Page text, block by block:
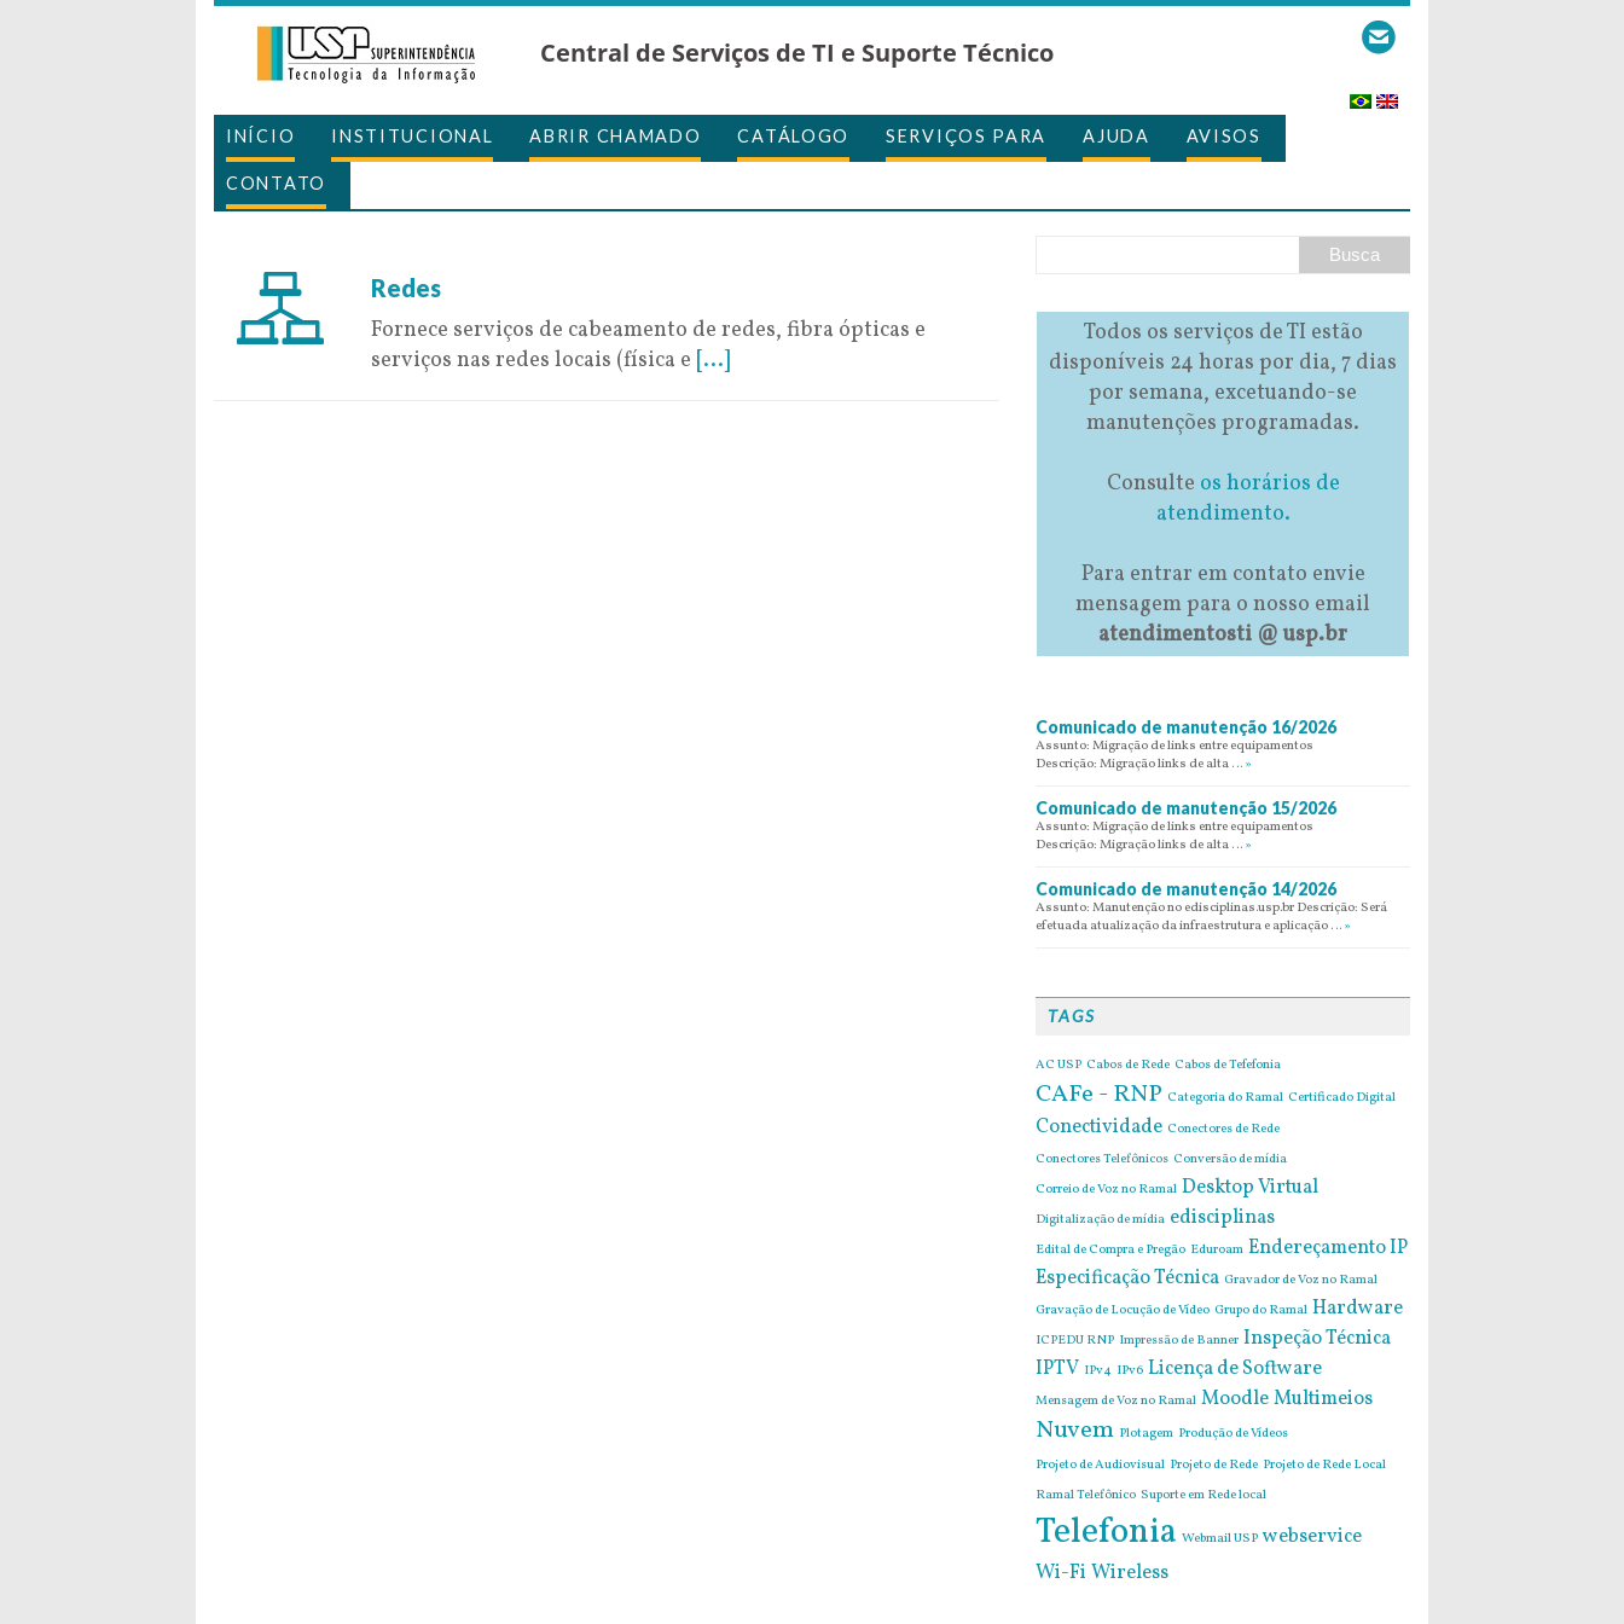
Central de Serviços de TI e Suporte Técnico
INÍCIO INSTITUCIONAL ABRIR CHAMADO CATÁLOGO SERVIÇOS PARA AJUDA AVISOS
CONTATO
Redes
Fornece serviços de cabeamento de redes, fibra ópticas e
serviços nas redes locais (física e [...]
Todos os serviços de TI estão
disponíveis 24 horas por dia, 7 dias
por semana, excetuando-se
manutenções programadas.
Consulte os horários de
atendimento.
Para entrar em contato envie
mensagem para o nosso email
atendimentosti @ usp.br
Comunicado de manutenção 16/2026
Assunto: Migração de links entre equipamentos
Descrição: Migração links de alta … »
Comunicado de manutenção 15/2026
Assunto: Migração de links entre equipamentos
Descrição: Migração links de alta … »
Comunicado de manutenção 14/2026
Assunto: Manutenção no edisciplinas.usp.br Descrição: Será
efetuada atualização da infraestrutura e aplicação … »
TAGS
AC USP Cabos de Rede Cabos de Tefefonia
CAFe - RNP Categoria do Ramal Certificado Digital
Conectividade Conectores de Rede
Conectores Telefônicos Conversão de mídia
Correio de Voz no Ramal Desktop Virtual
Digitalização de mídia edisciplinas
Edital de Compra e Pregão Eduroam Endereçamento IP
Especificação Técnica Gravador de Voz no Ramal
Gravação de Locução de Vídeo Grupo do Ramal Hardware
ICPEDU RNP Impressão de Banner Inspeção Técnica
IPTV IPv4 IPv6 Licença de Software
Mensagem de Voz no Ramal MoodleMultimeios
Nuvem Plotagem Produção de Vídeos
Projeto de Audiovisual Projeto de Rede Projeto de Rede Local
Ramal Telefônico Suporte em Rede local
Telefonia Webmail USP webservice
Wi-Fi Wireless